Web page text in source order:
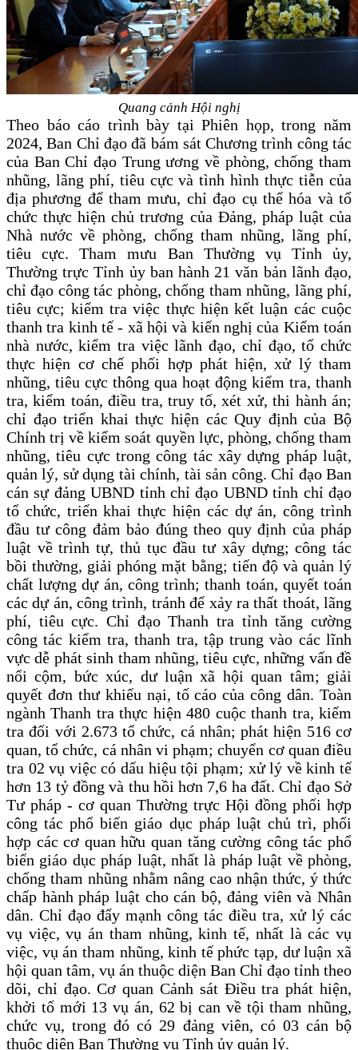
Quang cảnh Hội nghị
Theo báo cáo trình bày tại Phiên họp, trong năm
2024, Ban Chỉ đạo đã bám sát Chương trình công tác
của Ban Chỉ đạo Trung ương về phòng, chống tham
nhũng, lãng phí, tiêu cực và tình hình thực tiễn của
địa phương để tham mưu, chỉ đạo cụ thể hóa và tổ
chức thực hiện chủ trương của Đảng, pháp luật của
Nhà nước về phòng, chống tham nhũng, lãng phí,
tiêu cực. Tham mưu Ban Thường vụ Tỉnh ủy,
Thường trực Tỉnh ủy ban hành 21 văn bản lãnh đạo,
chỉ đạo công tác phòng, chống tham nhũng, lãng phí,
tiêu cực; kiểm tra việc thực hiện kết luận các cuộc
thanh tra kinh tế - xã hội và kiến nghị của Kiểm toán
nhà nước, kiểm tra việc lãnh đạo, chỉ đạo, tổ chức
thực hiện cơ chế phối hợp phát hiện, xử lý tham
nhũng, tiêu cực thông qua hoạt động kiểm tra, thanh
tra, kiểm toán, điều tra, truy tố, xét xử, thi hành án;
chỉ đạo triển khai thực hiện các Quy định của Bộ
Chính trị về kiểm soát quyền lực, phòng, chống tham
nhũng, tiêu cực trong công tác xây dựng pháp luật,
quản lý, sử dụng tài chính, tài sản công. Chỉ đạo Ban
cán sự đảng UBND tỉnh chỉ đạo UBND tỉnh chỉ đạo
tổ chức, triển khai thực hiện các dự án, công trình
đầu tư công đảm bảo đúng theo quy định của pháp
luật về trình tự, thủ tục đầu tư xây dựng; công tác
bồi thường, giải phóng mặt bằng; tiến độ và quản lý
chất lượng dự án, công trình; thanh toán, quyết toán
các dự án, công trình, tránh để xảy ra thất thoát, lãng
phí, tiêu cực. Chỉ đạo Thanh tra tỉnh tăng cường
công tác kiểm tra, thanh tra, tập trung vào các lĩnh
vực dễ phát sinh tham nhũng, tiêu cực, những vấn đề
nổi cộm, bức xúc, dư luận xã hội quan tâm; giải
quyết đơn thư khiếu nại, tố cáo của công dân. Toàn
ngành Thanh tra thực hiện 480 cuộc thanh tra, kiểm
tra đối với 2.673 tổ chức, cá nhân; phát hiện 516 cơ
quan, tổ chức, cá nhân vi phạm; chuyển cơ quan điều
tra 02 vụ việc có dấu hiệu tội phạm; xử lý về kinh tế
hơn 13 tỷ đồng và thu hồi hơn 7,6 ha đất. Chỉ đạo Sở
Tư pháp - cơ quan Thường trực Hội đồng phối hợp
công tác phổ biến giáo dục pháp luật chủ trì, phối
hợp các cơ quan hữu quan tăng cường công tác phổ
biến giáo dục pháp luật, nhất là pháp luật về phòng,
chống tham nhũng nhằm nâng cao nhận thức, ý thức
chấp hành pháp luật cho cán bộ, đảng viên và Nhân
dân. Chỉ đạo đẩy mạnh công tác điều tra, xử lý các
vụ việc, vụ án tham nhũng, kinh tế, nhất là các vụ
việc, vụ án tham nhũng, kinh tế phức tạp, dư luận xã
hội quan tâm, vụ án thuộc diện Ban Chỉ đạo tỉnh theo
dõi, chỉ đạo. Cơ quan Cảnh sát Điều tra phát hiện,
khởi tố mới 13 vụ án, 62 bị can về tội tham nhũng,
chức vụ, trong đó có 29 đảng viên, có 03 cán bộ
thuộc diện Ban Thường vụ Tỉnh ủy quản lý.